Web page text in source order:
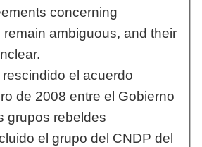
concerning
ambiguous, and their
el acuerdo
de 2008 entre el Gobierno
grupos rebeldes
el grupo del CNDP del